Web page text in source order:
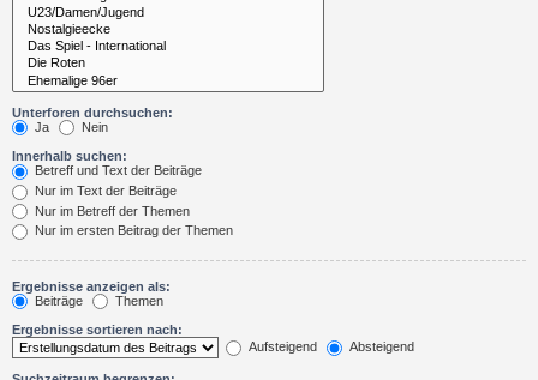
Unterforen durchsuchen:
Ja
Nein
Innerhalb suchen:
Betreff und Text der Beiträge
Nur im Text der Beiträge
Nur im Betreff der Themen
Nur im ersten Beitrag der Themen
Ergebnisse anzeigen als:
Beiträge
Themen
Ergebnisse sortieren nach:
Aufsteigend
Absteigend